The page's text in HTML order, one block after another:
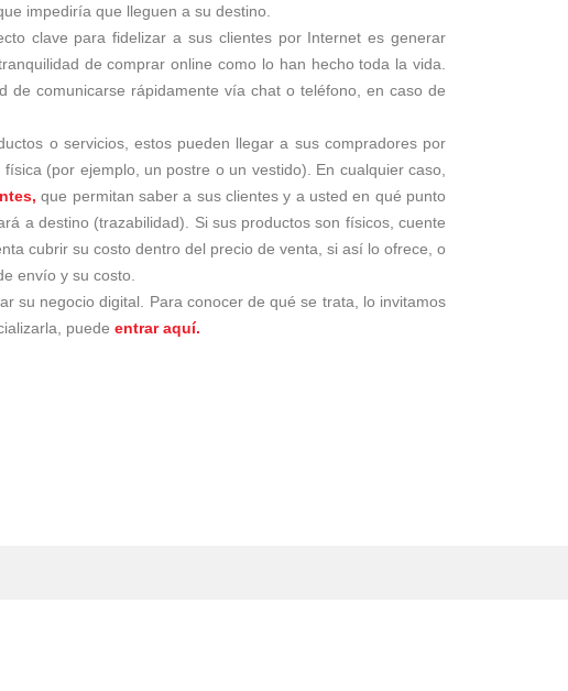
impediría que lleguen a su destino.
clave para fidelizar a sus clientes por Internet es generar
de comprar online como lo han hecho toda la vida.
de comunicarse rápidamente vía chat o teléfono, en caso de
o servicios, estos pueden llegar a sus compradores por
(por ejemplo, un postre o un vestido). En cualquier caso,
que permitan saber a sus clientes y a usted en qué punto
a destino (trazabilidad). Si sus productos son físicos, cuente
cubrir su costo dentro del precio de venta, si así lo ofrece, o
envío y su costo.
su negocio digital. Para conocer de qué se trata, lo invitamos
puede entrar aquí.